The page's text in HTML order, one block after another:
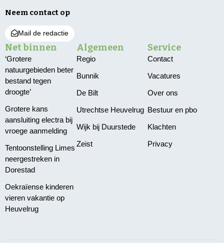
Neem contact op
Mail de redactie
Net binnen
‘Grotere
natuurgebieden beter
bestand tegen
droogte’
Grotere kans
aansluiting electra bij
vroege aanmelding
Tentoonstelling Limes
neergestreken in
Dorestad
Oekraïense kinderen
vieren vakantie op
Heuvelrug
Algemeen
Regio
Bunnik
De Bilt
Utrechtse Heuvelrug
Wijk bij Duurstede
Zeist
Service
Contact
Vacatures
Over ons
Bestuur en pbo
Klachten
Privacy